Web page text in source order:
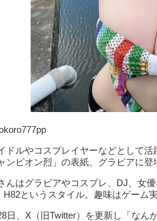
ドルやコスプレイヤーなどとして
ンピオン烈」の表紙、グラビアに
んはグラビアやコスプレ、DJ、女
H82というスタイル。趣味はゲーム
日、X（旧Twitter）を更新し「なん